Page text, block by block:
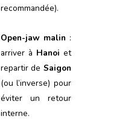
recommandée).
Open-jaw malin :
arriver à Hanoi et
repartir de Saigon
(ou l’inverse) pour
éviter un retour
interne.